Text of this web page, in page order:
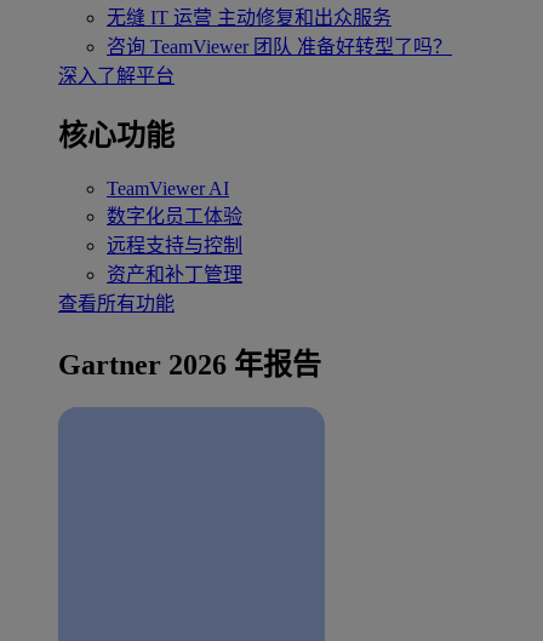
无缝 IT 运营 主动修复和出众服务
咨询 TeamViewer 团队 准备好转型了吗？
深入了解平台
核心功能
TeamViewer AI
数字化员工体验
远程支持与控制
资产和补丁管理
查看所有功能
Gartner 2026 年报告